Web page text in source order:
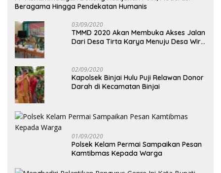
Beragama Hingga Pendekatan Humanis
03/09/2020
TMMD 2020 Akan Membuka Akses Jalan
Dari Desa Tirta Karya Menuju Desa Wira
02/09/2020
Kapolsek Binjai Hulu Puji Relawan Donor
Darah di Kecamatan Binjai
01/09/2020
Polsek Kelam Permai Sampaikan Pesan
Kamtibmas Kepada Warga